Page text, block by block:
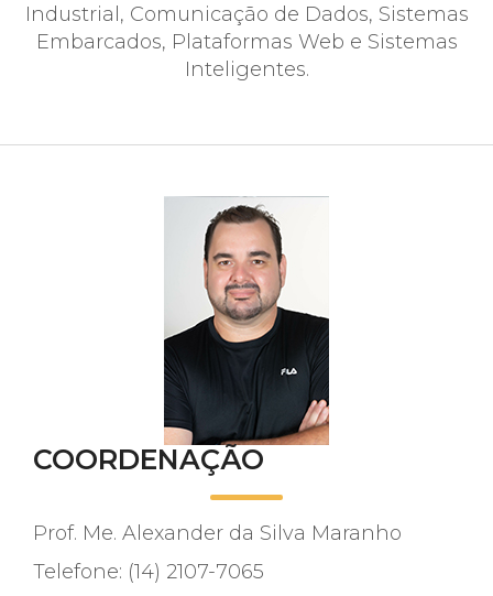
Industrial, Comunicação de Dados, Sistemas
Embarcados, Plataformas Web e Sistemas
Inteligentes.
COORDENAÇÃO
Prof. Me. Alexander da Silva Maranho
Telefone: (14) 2107-7065